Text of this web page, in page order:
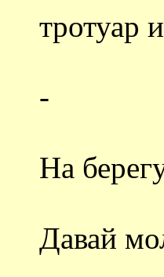
тротуар
-
На
Давай